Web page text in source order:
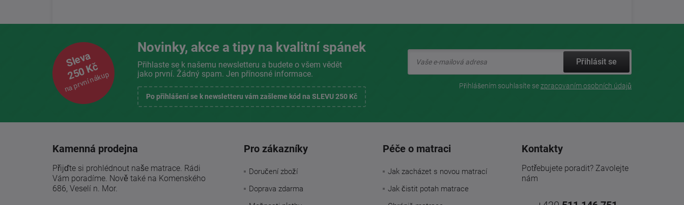
Sleva
250 Kč
na první nákup
Novinky, akce a tipy na kvalitní spánek
Přihlaste se k našemu newsletteru a budete o všem vědět
jako první. Žádný spam. Jen přínosné informace.
Po přihlášení se k newsletteru vám zašleme kód na SLEVU 250 Kč
Přihlásit se
Přihlášením souhlasíte sezpracovaním osobních údajů
Kamenná prodejna
Přijďte si prohlédnout naše matrace. Rádi
Vám poradíme. Nově také na Komenského
686, Veselí n. Mor.
Pro zákazníky
Doručení zboží
Doprava zdarma
Péče o matraci
Jak zacházet s novou matrací
Jak čistit potah matrace
Kontakty
Potřebujete poradit? Zavolejte
nám